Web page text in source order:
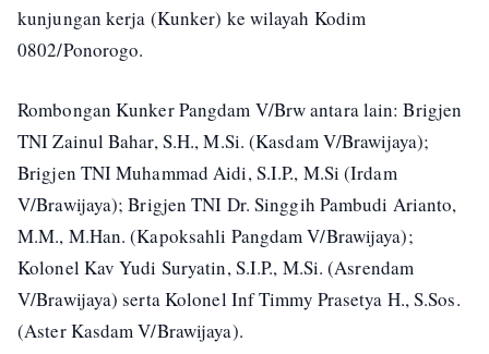
kunjungan kerja (Kunker) ke wilayah Kodim
0802/Ponorogo.
Rombongan Kunker Pangdam V/Brw antara lain: Brigjen
TNI Zainul Bahar, S.H., M.Si. (Kasdam V/Brawijaya);
Brigjen TNI Muhammad Aidi, S.I.P., M.Si (Irdam
V/Brawijaya); Brigjen TNI Dr. Singgih Pambudi Arianto,
M.M., M.Han. (Kapoksahli Pangdam V/Brawijaya);
Kolonel Kav Yudi Suryatin, S.I.P., M.Si. (Asrendam
V/Brawijaya) serta Kolonel Inf Timmy Prasetya H., S.Sos.
(Aster Kasdam V/Brawijaya).